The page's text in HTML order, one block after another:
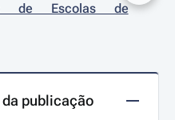
de Escolas de
publicação